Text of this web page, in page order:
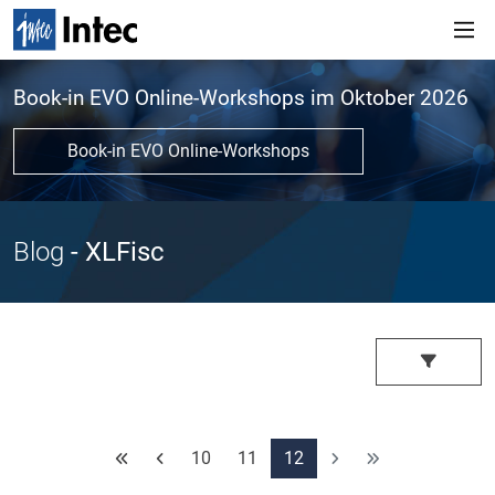
Book-in EVO Online-Workshops im Oktober 2026
Book-in EVO Online-Workshops
Blog - XLFisc
10 11 12